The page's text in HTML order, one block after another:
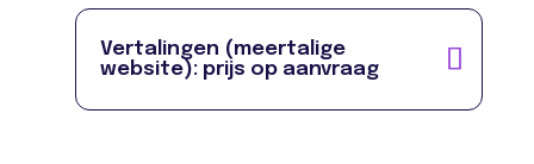
Vertalingen (meertalige
website): prijs op aanvraag